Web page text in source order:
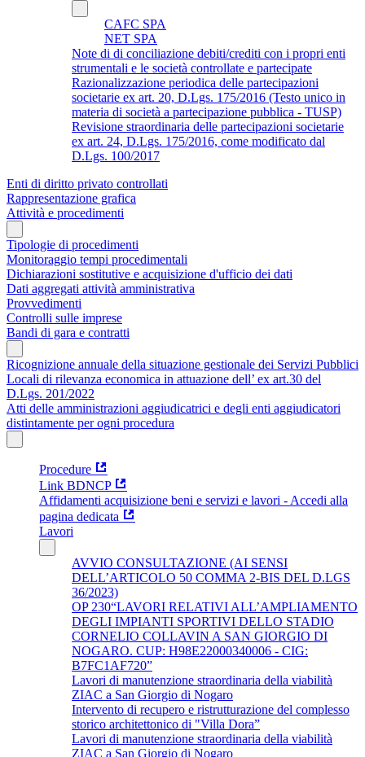
CAFC SPA
NET SPA
Note di di conciliazione debiti/crediti con i propri enti
strumentali e le società controllate e partecipate
Razionalizzazione periodica delle partecipazioni
societarie ex art. 20, D.Lgs. 175/2016 (Testo unico in
materia di società a partecipazione pubblica - TUSP)
Revisione straordinaria delle partecipazioni societarie
ex art. 24, D.Lgs. 175/2016, come modificato dal
D.Lgs. 100/2017
Enti di diritto privato controllati
Rappresentazione grafica
Attività e procedimenti
Tipologie di procedimenti
Monitoraggio tempi procedimentali
Dichiarazioni sostitutive e acquisizione d'ufficio dei dati
Dati aggregati attività amministrativa
Provvedimenti
Controlli sulle imprese
Bandi di gara e contratti
Ricognizione annuale della situazione gestionale dei Servizi Pubblici
Locali di rilevanza economica in attuazione dell’ ex art.30 del
D.Lgs. 201/2022
Atti delle amministrazioni aggiudicatrici e degli enti aggiudicatori
distintamente per ogni procedura
Procedure
Link BDNCP
Affidamenti acquisizione beni e servizi e lavori - Accedi alla
pagina dedicata
Lavori
AVVIO CONSULTAZIONE (AI SENSI
DELL’ARTICOLO 50 COMMA 2-BIS DEL D.LGS
36/2023)
OP 230“LAVORI RELATIVI ALL’AMPLIAMENTO
DEGLI IMPIANTI SPORTIVI DELLO STADIO
CORNELIO COLLAVIN A SAN GIORGIO DI
NOGARO. CUP: H98E22000340006 - CIG:
B7FC1AF720”
Lavori di manutenzione straordinaria della viabilità
ZIAC a San Giorgio di Nogaro
Intervento di recupero e ristrutturazione del complesso
storico architettonico di "Villa Dora”
Lavori di manutenzione straordinaria della viabilità
ZIAC a San Giorgio di Nogaro